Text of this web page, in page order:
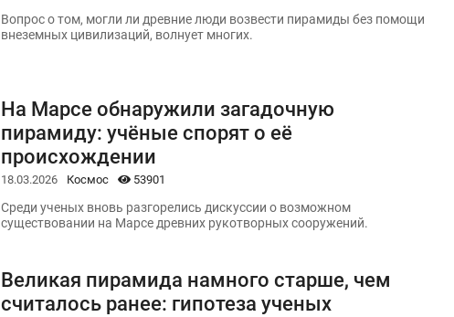
Вопрос о том, могли ли древние люди возвести пирамиды без помощи
внеземных цивилизаций, волнует многих.
На Марсе обнаружили загадочную
пирамиду: учёные спорят о её
происхождении
18.03.2026 Космос 53901
Среди ученых вновь разгорелись дискуссии о возможном
существовании на Марсе древних рукотворных сооружений.
Великая пирамида намного старше, чем
считалось ранее: гипотеза ученых